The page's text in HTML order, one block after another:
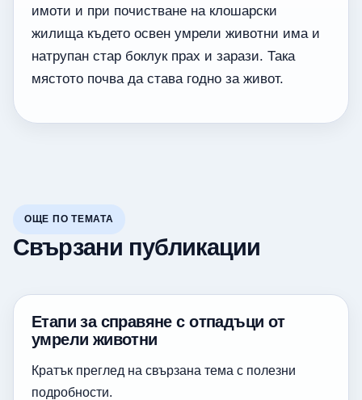
имоти и при почистване на клошарски
жилища където освен умрели животни има и
натрупан стар боклук прах и зарази. Така
мястото почва да става годно за живот.
ОЩЕ ПО ТЕМАТА
Свързани публикации
Етапи за справяне с отпадъци от
умрели животни
Кратък преглед на свързана тема с полезни
подробности.